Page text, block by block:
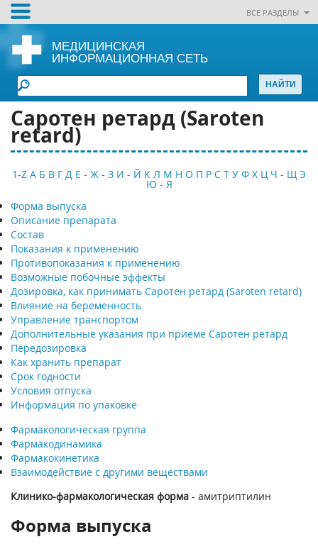
ВСЕ РАЗДЕЛЫ
МЕДИЦИНСКАЯ
ИНФОРМАЦИОННАЯ СЕТЬ
Саротен ретард (Saroten
retard)
1-Z А Б В Г Д Е - Ж - З И - Й К Л М Н О П Р С Т У Ф Х Ц Ч - Щ Э
Ю - Я
Форма выпуска
Описание препарата
Состав
Показания к применению
Противопоказания к применению
Возможные побочные эффекты
Дозировка, как принимать Саротен ретард (Saroten retard)
Влияние на беременность
Управление транспортом
Дополнительные указания при приеме Саротен ретард
Передозировка
Как хранить препарат
Срок годности
Условия отпуска
Информация по упаковке
Фармакологическая группа
Фармакодинамика
Фармакокинетика
Взаимодействие с другими веществами
Клинико-фармакологическая форма - амитриптилин
Форма выпуска